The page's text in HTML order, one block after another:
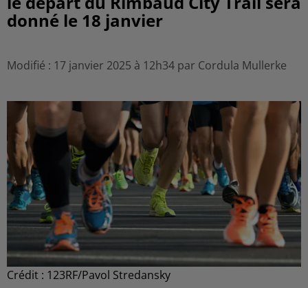
donné le 18 janvier
Modifié : 17 janvier 2025 à 12h34 par Cordula Mullerke
Crédit : 123RF/Pavol Stredansky